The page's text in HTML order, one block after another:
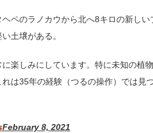
ペのラノカウから北へ8キロの新し
土壌がある。
に楽しみにしています。特に未知の
は35年の経験（つるの操作）では見
February 8, 2021